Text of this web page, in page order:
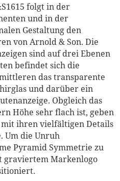
folgt in der
und in der
Gestaltung den
von Arnold & Son. Die
sind auf drei Ebenen
befindet sich die
das transparente
und darüber ein
Obgleich das
Höhe sehr flach ist, geben
ihren vielfältigen Details
Um die Unruh
Pyramid Symmetrie zu
graviertem Markenlogo